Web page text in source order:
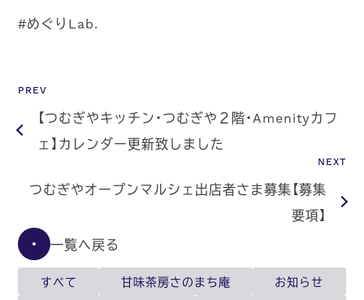
#めぐりLab.
PREV
【つむぎやキッチン・つむぎや２階・Amenityカフ
ェ】カレンダー更新致しました
NEXT
つむぎやオープンマルシェ出店者さま募集【募集
要項】
一覧へ戻る
すべて 甘味茶房さのまち庵
お知らせ